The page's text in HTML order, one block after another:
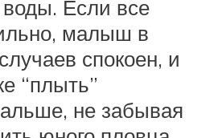
Если все
малыш в
спокоен, и
“плыть”
не забывая